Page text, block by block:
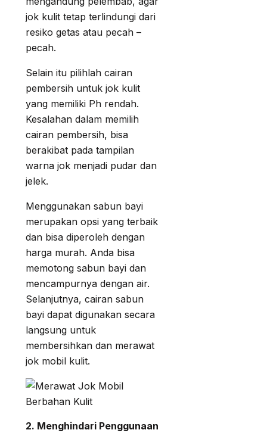
jok kulit tetap terlindungi dari
resiko getas atau pecah –
pecah.
Selain itu pilihlah cairan
pembersih untuk jok kulit
yang memiliki Ph rendah.
Kesalahan dalam memilih
cairan pembersih, bisa
berakibat pada tampilan
warna jok menjadi pudar dan
jelek.
Menggunakan sabun bayi
merupakan opsi yang terbaik
dan bisa diperoleh dengan
harga murah. Anda bisa
memotong sabun bayi dan
mencampurnya dengan air.
Selanjutnya, cairan sabun
bayi dapat digunakan secara
langsung untuk
membersihkan dan merawat
jok mobil kulit.
2. Menghindari Penggunaan